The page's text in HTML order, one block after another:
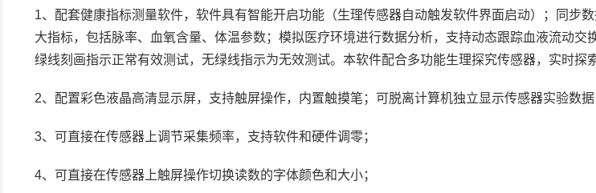
1、配套健康指标测量软件，软件具有智能开启功能（生理传感器自动触发软件界面启动）；同步
大指标，包括脉率、血氧含量、体温参数；模拟医疗环境进行数据分析，支持动态跟踪血液流动交
绿线刻画指示正常有效测试，无绿线指示为无效测试。本软件配合多功能生理探究传感器，实时探
2、配置彩色液晶高清显示屏，支持触屏操作，内置触摸笔；可脱离计算机独立显示传感器实验数据
3、可直接在传感器上调节采集频率，支持软件和硬件调零；
4、可直接在传感器上触屏操作切换读数的字体颜色和大小；